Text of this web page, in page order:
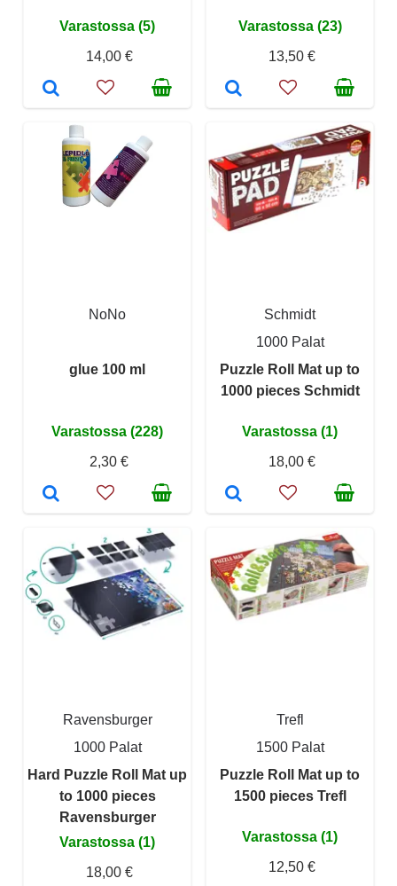
Varastossa (5)
14,00 €
Varastossa (23)
13,50 €
NoNo
glue 100 ml
Varastossa (228)
2,30 €
Schmidt
1000 Palat
Puzzle Roll Mat up to
1000 pieces Schmidt
Varastossa (1)
18,00 €
Ravensburger
1000 Palat
Hard Puzzle Roll Mat up
to 1000 pieces
Ravensburger
Varastossa (1)
18,00 €
Trefl
1500 Palat
Puzzle Roll Mat up to
1500 pieces Trefl
Varastossa (1)
12,50 €